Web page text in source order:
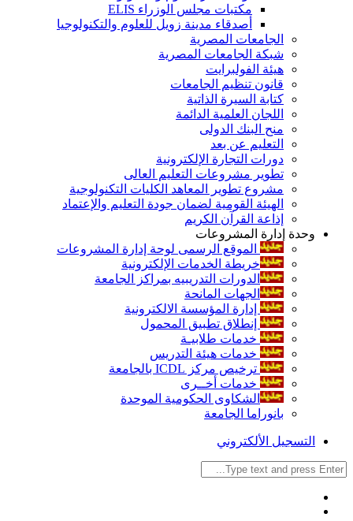
مكتبات مجلس الوزراء ELIS
أصدقاء مدينة زويل للعلوم والتكنولوجيا
الجامعات المصرية
شبكة الجامعات المصرية
هيئة الفولبرايت
قانون تنظيم الجامعات
كتابة السيرة الذاتية
اللجان العلمية الدائمة
منح البنك الدولى
التعليم عن بعد
دورات التجارة الإلكترونية
تطوير مشروعات التعليم العالى
مشروع تطوير المعاهد الكليات التكنولوجية
الهيئة القومية لضمان جودة التعليم والإعتماد
إذاعة القرآن الكريم
وحدة إدارة المشروعات
الموقع الرسمى لوحة إدارة المشروعات
خريطة الخدمات الإلكترونية
الدورات التدريبيه بمراكز الجامعة
الجهات المانحة
إدارة المؤسسة الالكترونية
إنطلاق تطبيق المحمول
خدمات طلابيـة
خدمات هيئة التدريس
ترخيص مركز ICDL بالجامعة
خدمات أخــرى
الشكاوى الحكومية الموحدة
بانوراما الجامعة
التسجيل الألكتروني